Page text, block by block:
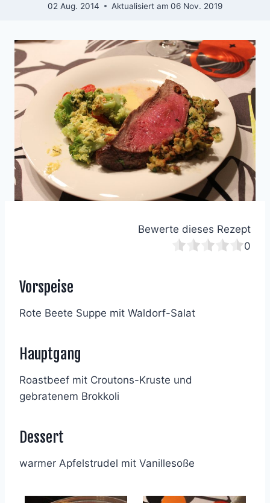
02 Aug. 2014 Aktualisiert am 06 Nov. 2019
Bewerte dieses Rezept
0
Vorspeise
Rote Beete Suppe mit Waldorf-Salat
Hauptgang
Roastbeef mit Croutons-Kruste und
gebratenem Brokkoli
Dessert
warmer Apfelstrudel mit Vanillesoße